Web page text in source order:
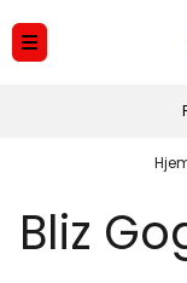
Hopp til innhold
Bliz